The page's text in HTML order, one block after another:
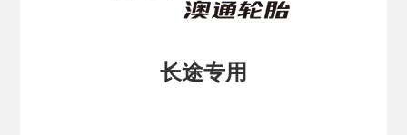
长途专用